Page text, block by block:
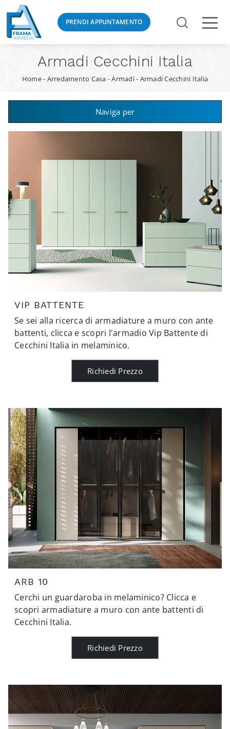
PRENDI APPUNTAMENTO
Armadi Cecchini Italia
Home- Arredamento Casa -Armadi- Armadi Cecchini Italia
Naviga per
VIP BATTENTE
Se sei alla ricerca di armadiature a muro con ante
battenti, clicca e scopri l'armadio Vip Battente di
Cecchini Italia in melaminico.
Richiedi Prezzo
ARB 10
Cerchi un guardaroba in melaminico? Clicca e
scopri armadiature a muro con ante battenti di
Cecchini Italia.
Richiedi Prezzo